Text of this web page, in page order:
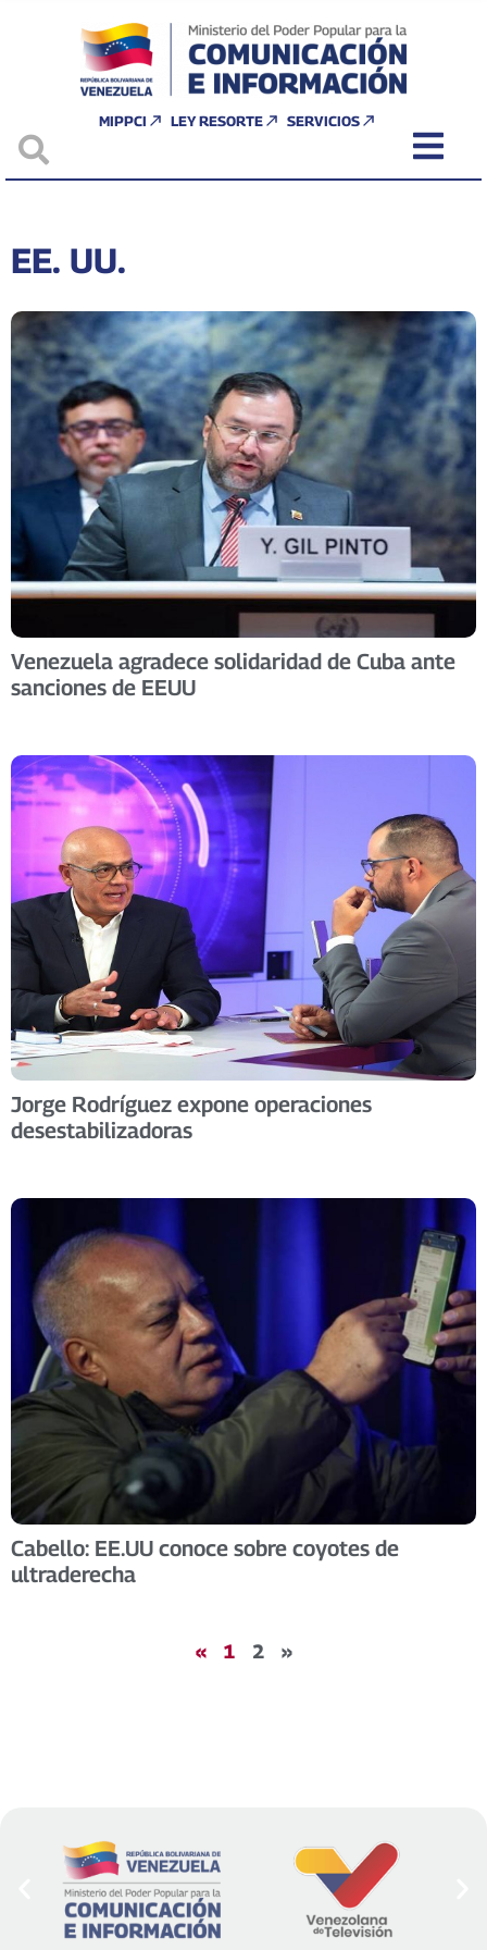
MIPPCI LEY RESORTE SERVICIOS
EE. UU.
Venezuela agradece solidaridad de Cuba ante
sanciones de EEUU
Jorge Rodríguez expone operaciones
desestabilizadoras
Cabello: EE.UU conoce sobre coyotes de
ultraderecha
« 1 2 »